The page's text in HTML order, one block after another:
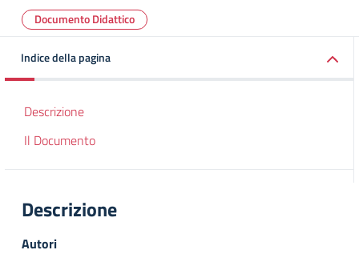
Documento Didattico
Indice della pagina
Descrizione
Il Documento
Descrizione
Autori